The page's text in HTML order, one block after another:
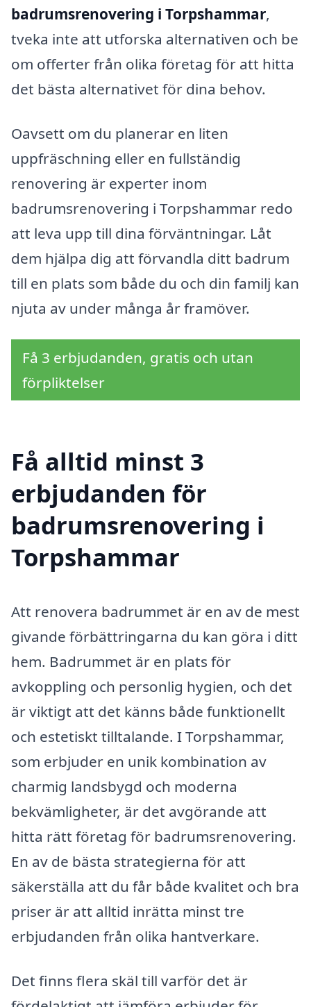
badrumsrenovering i Torpshammar,
tveka inte att utforska alternativen och be
om offerter från olika företag för att hitta
det bästa alternativet för dina behov.
Oavsett om du planerar en liten
uppfräschning eller en fullständig
renovering är experter inom
badrumsrenovering i Torpshammar redo
att leva upp till dina förväntningar. Låt
dem hjälpa dig att förvandla ditt badrum
till en plats som både du och din familj kan
njuta av under många år framöver.
Få 3 erbjudanden, gratis och utan
förpliktelser
Få alltid minst 3
erbjudanden för
badrumsrenovering i
Torpshammar
Att renovera badrummet är en av de mest
givande förbättringarna du kan göra i ditt
hem. Badrummet är en plats för
avkoppling och personlig hygien, och det
är viktigt att det känns både funktionellt
och estetiskt tilltalande. I Torpshammar,
som erbjuder en unik kombination av
charmig landsbygd och moderna
bekvämligheter, är det avgörande att
hitta rätt företag för badrumsrenovering.
En av de bästa strategierna för att
säkerställa att du får både kvalitet och bra
priser är att alltid inrätta minst tre
erbjudanden från olika hantverkare.
Det finns flera skäl till varför det är